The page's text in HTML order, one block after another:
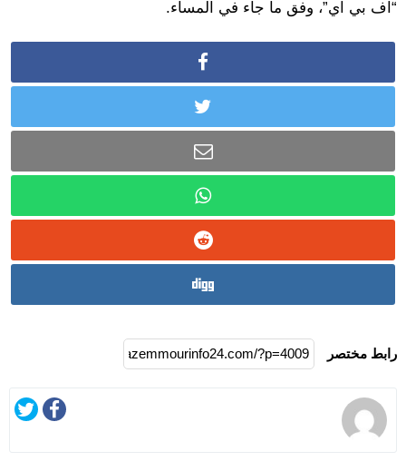
“اف بي اي”، وفق ما جاء في المساء.
رابط مختصر